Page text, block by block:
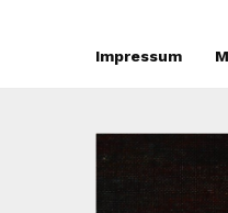
Impressum